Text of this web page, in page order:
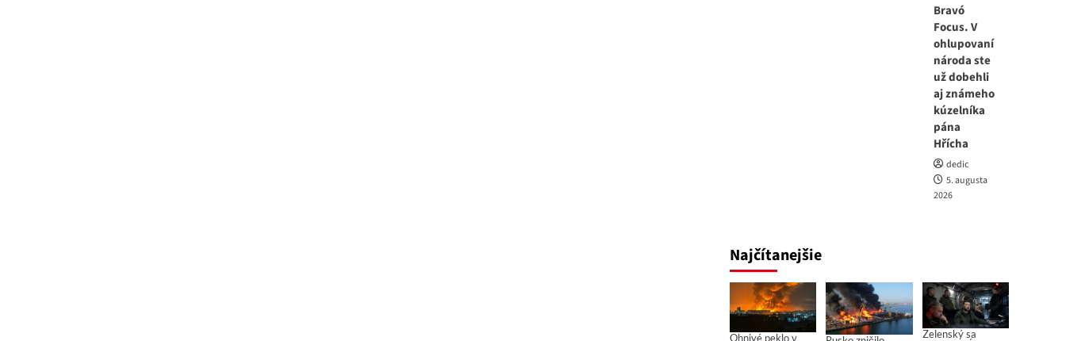
Bravó
Focus. V
ohlupovaní
národa ste
už dobehli
aj známeho
kúzelníka
pána
Hřícha
dedic
5. augusta
2026
Najčítanejšie
Ohnivé peklo v
Zelenský sa